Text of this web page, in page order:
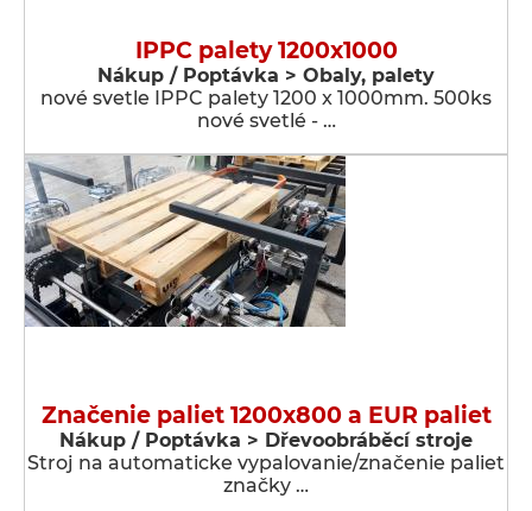
IPPC palety 1200x1000
Nákup / Poptávka > Obaly, palety
nové svetle IPPC palety 1200 x 1000mm. 500ks
nové svetlé - …
Značenie paliet 1200x800 a EUR paliet
Nákup / Poptávka > Dřevoobráběcí stroje
Stroj na automaticke vypalovanie/značenie paliet
značky …